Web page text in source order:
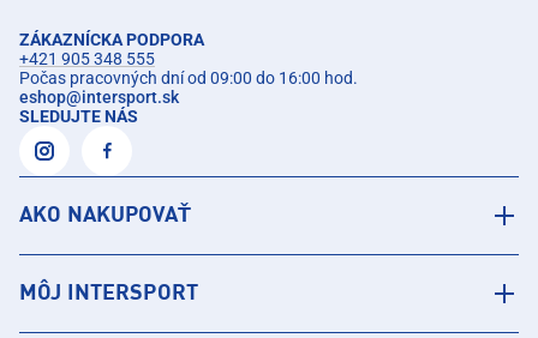
ZÁKAZNÍCKA PODPORA
+421 905 348 555
Počas pracovných dní od 09:00 do 16:00 hod.
eshop@intersport.sk
SLEDUJTE NÁS
AKO NAKUPOVAŤ
MÔJ INTERSPORT